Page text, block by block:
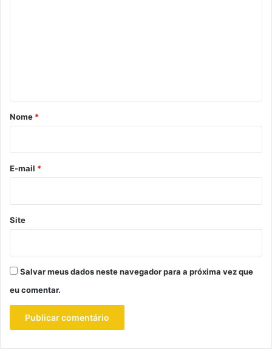
r
*
Nome *
E-mail *
Site
Salvar meus dados neste navegador para a próxima vez que
eu comentar.